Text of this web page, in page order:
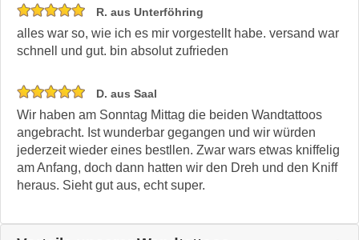
R. aus Unterföhring
alles war so, wie ich es mir vorgestellt habe. versand war
schnell und gut. bin absolut zufrieden
D. aus Saal
Wir haben am Sonntag Mittag die beiden Wandtattoos
angebracht. Ist wunderbar gegangen und wir würden
jederzeit wieder eines bestllen. Zwar wars etwas kniffelig
am Anfang, doch dann hatten wir den Dreh und den Kniff
heraus. Sieht gut aus, echt super.